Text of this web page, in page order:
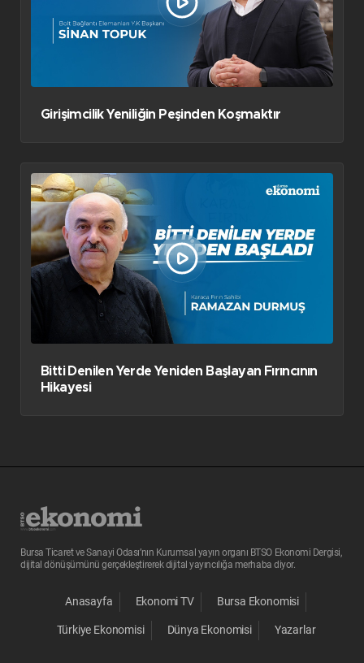
Girişimcilik Yeniliğin Peşinden Koşmaktır
Bitti Denilen Yerde Yeniden Başlayan Fırıncının
Hikayesi
Bursa Ticaret ve Sanayi Odası’nın Kurumsal yayın organı BTSO Ekonomi Dergisi,
dijital dönüşümünü gerçekleştirerek dijital yayıncılığa merhaba diyor.
Anasayfa Ekonomi TV Bursa Ekonomisi
Türkiye Ekonomisi Dünya Ekonomisi Yazarlar